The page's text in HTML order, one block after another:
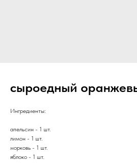
сыроедный
Ингредиенты:
апельсин - 1 шт.
лимон - 1 шт.
морковь - 1 шт.
яблоко - 1 шт.